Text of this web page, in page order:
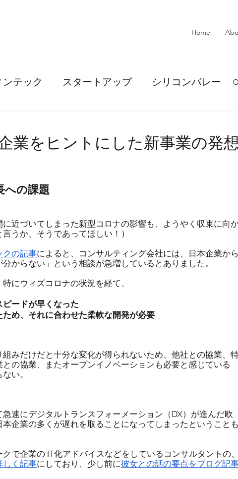
Home
ンテック スタートアップ シリコンバレー
ール
DX M&A Zoom
リモートワーク 働き方
ィング
業をヒントにした新事業の発想
への課題
近づいてしまった新型コロナの影響も、ようやく収束に向
うか、そうであってほしい！）
クの記事によると、コンサルティング会社には、日本企業から
からない」という相談が急増しているとありました。
にウィズコロナの状況を経て、
ードが早くなった
め、それに合わせた柔軟な開発が必要
みだけだと十分な変化が得られないため、他社との協業、
の協業、またオープンイノベーションも必要と感じている
い。
速にデジタルトランスフォーメーション（DX）が進んだ欧
企業の多くが遅れを取ることになってしまったということも
クで企業の IT化アドバイスなどをしているコンサルタントの、
しく記事にしており、少し前に彼女との話の要点をブログ記